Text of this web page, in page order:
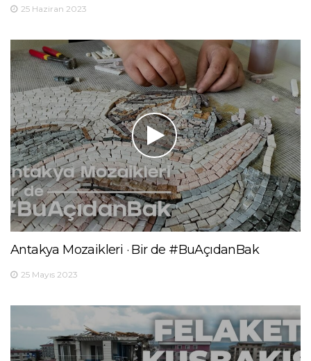
25 Haziran 2023
Antakya Mozaikleri · Bir de #BuAçıdanBak
25 Mayıs 2023